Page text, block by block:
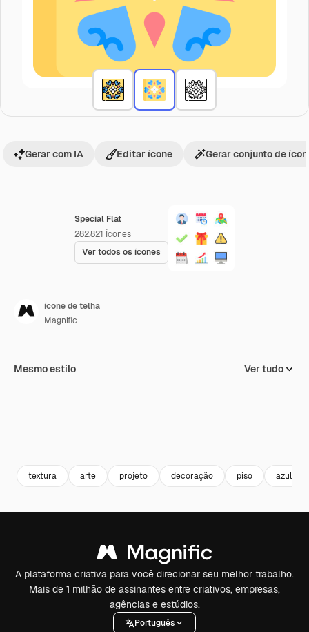
Special Flat
282,821 Ícones
Ver todos os ícones
Gerar com IA Editar ícone Gerar conjunto de
ícone de telha
Magnific
Mesmo estilo Ver tudo
textura arte projeto decoração piso azulejo
A plataforma criativa para você direcionar seu melhor trabalho.
Mais de 1 milhão de assinantes entre criativos, empresas,
agências e estúdios.
Português